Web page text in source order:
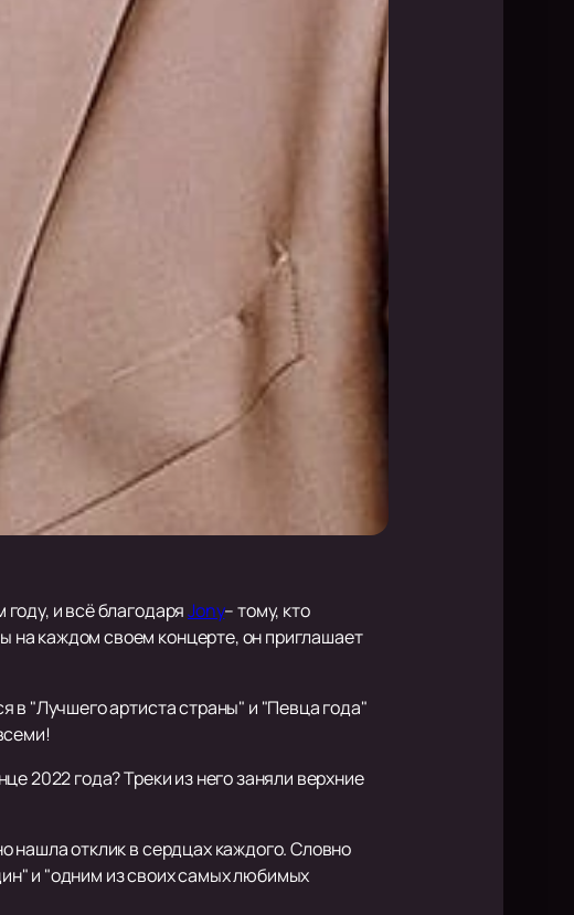
и всё благодаряJony– тому, кто
на каждом своем концерте, он приглашает
в "Лучшего артиста страны" и "Певца года"
2022 года? Треки из него заняли верхние
нашла отклик в сердцах каждого. Словно
и "одним из своих самых любимых